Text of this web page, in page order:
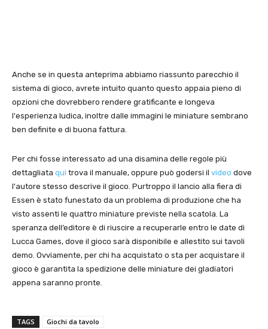
Anche se in questa anteprima abbiamo riassunto parecchio il
sistema di gioco, avrete intuito quanto questo appaia pieno di
opzioni che dovrebbero rendere gratificante e longeva
l'esperienza ludica, inoltre dalle immagini le miniature sembrano
ben definite e di buona fattura.
Per chi fosse interessato ad una disamina delle regole più
dettagliata qui trova il manuale, oppure può godersi il video dove
l'autore stesso descrive il gioco. Purtroppo il lancio alla fiera di
Essen è stato funestato da un problema di produzione che ha
visto assenti le quattro miniature previste nella scatola. La
speranza dell’editore è di riuscire a recuperarle entro le date di
Lucca Games, dove il gioco sarà disponibile e allestito sui tavoli
demo. Ovviamente, per chi ha acquistato o sta per acquistare il
gioco è garantita la spedizione delle miniature dei gladiatori
appena saranno pronte.
TAGS Giochi da tavolo